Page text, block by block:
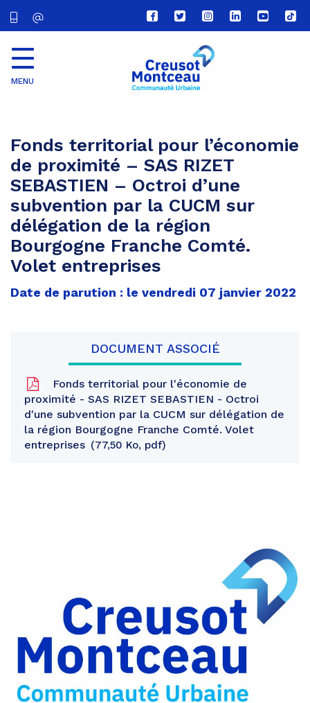
Lien
vers
compte
Facebook
Lien
vers
compte
Twitter
Lien
vers
le
compte
Lien
vers
Lien
vers
Lien
vers
MENU
Fonds territorial pour l’économie
de proximité – SAS RIZET
SEBASTIEN – Octroi d’une
subvention par la CUCM sur
délégation de la région
Bourgogne Franche Comté.
Volet entreprises
Date de parution : le vendredi 07 janvier 2022
DOCUMENT ASSOCIÉ
Fonds territorial pour l'économie de
proximité - SAS RIZET SEBASTIEN - Octroi
d'une subvention par la CUCM sur délégation de
la région Bourgogne Franche Comté. Volet
entreprises
77,50 Ko, pdf
Facebook
Partager
Twitter
Partager
par
e-
mail